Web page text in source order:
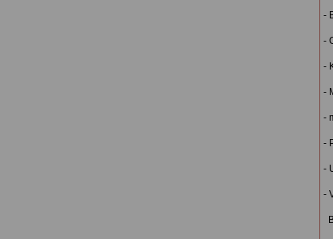
-
-
-
-
-
-
-
-